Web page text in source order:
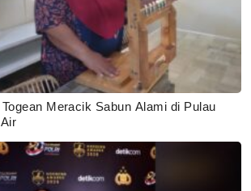
Meracik Sabun Alami di Pulau